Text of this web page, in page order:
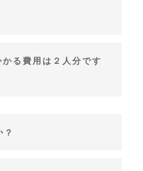
る費用は２人分です